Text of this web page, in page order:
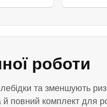
роботи
та зменшують
повний комплект для